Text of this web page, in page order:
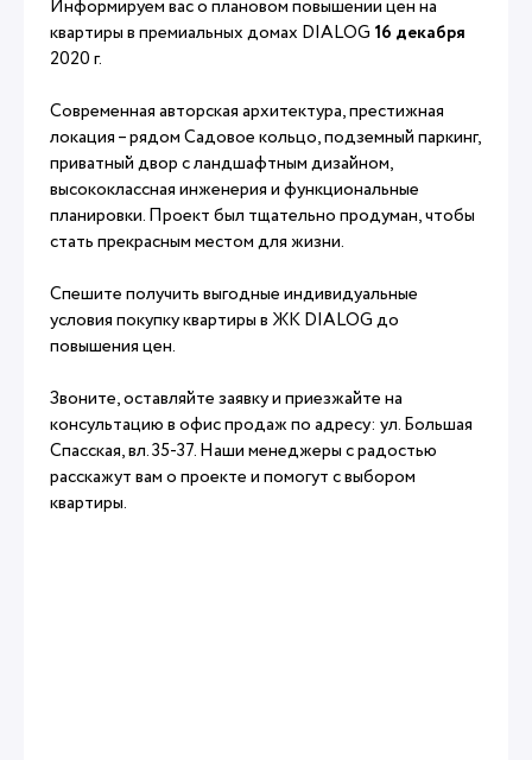
Информируем вас о плановом повышении цен на
квартиры в премиальных домах DIALOG 16 декабря
2020 г.
Современная авторская архитектура, престижная
локация – рядом Садовое кольцо, подземный паркинг,
приватный двор с ландшафтным дизайном,
высококлассная инженерия и функциональные
планировки. Проект был тщательно продуман, чтобы
стать прекрасным местом для жизни.
Спешите получить выгодные индивидуальные
условия покупку квартиры в ЖК DIALOG до
повышения цен.
Звоните, оставляйте заявку и приезжайте на
консультацию в офис продаж по адресу: ул. Большая
Спасская, вл. 35-37. Наши менеджеры с радостью
расскажут вам о проекте и помогут с выбором
квартиры.